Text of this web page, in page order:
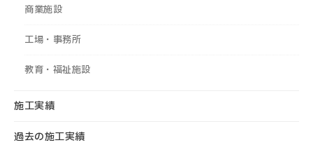
商業施設
工場・事務所
教育・福祉施設
施工実績
過去の施工実績